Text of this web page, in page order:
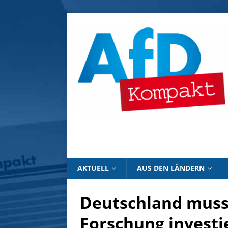
AKTUELL AUS DEN LÄNDERN
Deutschland
Forschung